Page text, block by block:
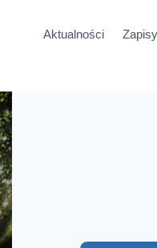
Aktualności